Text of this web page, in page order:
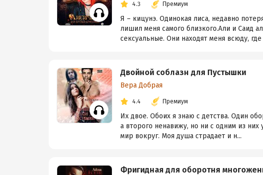
4.3 Премиум
Я – кицунэ. Одинокая лиса, недавно
лишил меня самого близкого.Али и Саид
сексуальные. Они находят меня всюду,
Двойной соблазн для Пустышки
Вера Добрая
4.4 Премиум
Их двое. Обоих я знаю с детства. Один
а второго ненавижу, но ни с одним из
мир вокруг. Моя душа страдает и н...
Фригидная для оборотня